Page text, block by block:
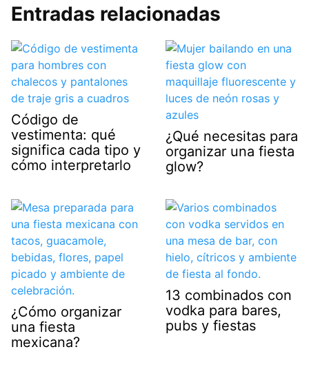
Entradas relacionadas
Código de
vestimenta: qué
significa cada tipo y
cómo interpretarlo
¿Qué necesitas para
organizar una fiesta
glow?
¿Cómo organizar
una fiesta
mexicana?
13 combinados con
vodka para bares,
pubs y fiestas